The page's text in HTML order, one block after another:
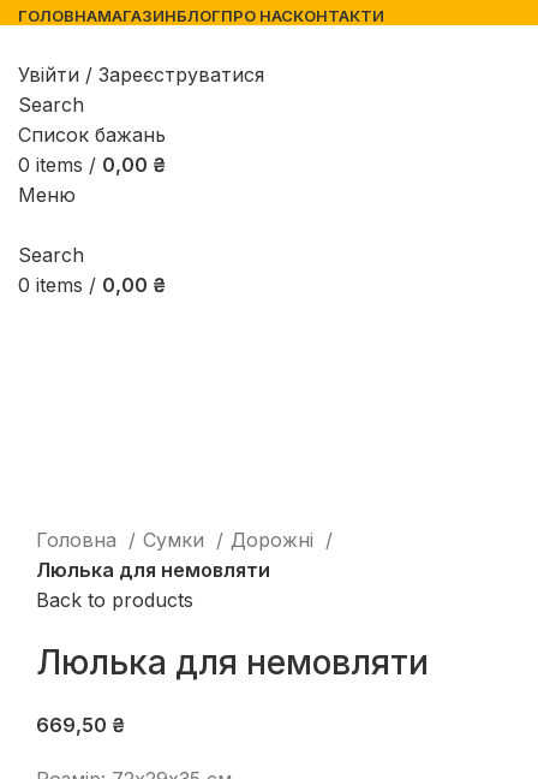
ГОЛОВНАМАГАЗИНБЛОГПРО НАСКОНТАКТИ
Увійти / Зареєструватися
Search
Список бажань
0 items / 0,00 ₴
Меню
Search
0 items / 0,00 ₴
Натисніть, щоб збільшити
Головна Сумки
Дорожні
Люлька для немовляти
Back to products
Люлька для немовляти
669,50 ₴